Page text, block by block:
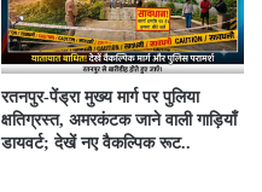
रतनपुर-पेंड्रा मुख्य मार्ग पर पुलिया
क्षतिग्रस्त, अमरकंटक जाने वाली गाड़ियाँ
डायवर्ट; देखें नए वैकल्पिक रूट..